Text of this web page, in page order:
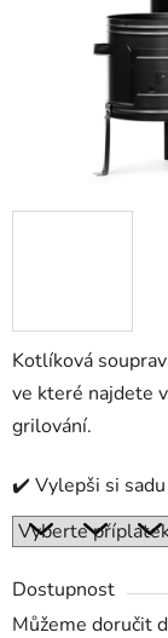
Kotlíková
ve které najdete
grilování.
✔️ Vylepši si sadu
Dostupnost
Můžeme doručit